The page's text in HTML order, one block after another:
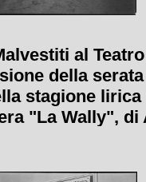
al
della serata
stagione lirica
"La Wally", di
Pavlova